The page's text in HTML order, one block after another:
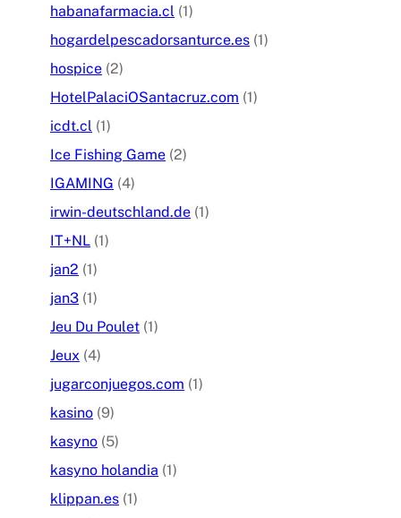
habanafarmacia.cl (1)
hogardelpescadorsanturce.es (1)
hospice (2)
HotelPalaciOSantacruz.com (1)
icdt.cl (1)
Ice Fishing Game (2)
IGAMING (4)
irwin-deutschland.de (1)
IT+NL (1)
jan2 (1)
jan3 (1)
Jeu Du Poulet (1)
Jeux (4)
jugarconjuegos.com (1)
kasino (9)
kasyno (5)
kasyno holandia (1)
klippan.es (1)